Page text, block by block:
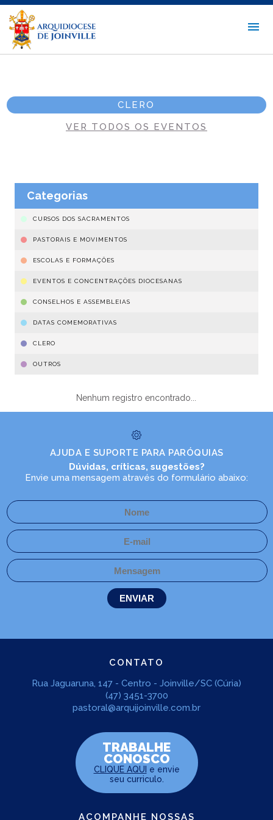
CLERO
VER TODOS OS EVENTOS
Categorias
CURSOS DOS SACRAMENTOS
PASTORAIS E MOVIMENTOS
ESCOLAS E FORMAÇÕES
EVENTOS E CONCENTRAÇÕES DIOCESANAS
CONSELHOS E ASSEMBLEIAS
DATAS COMEMORATIVAS
CLERO
OUTROS
Nenhum registro encontrado...
AJUDA E SUPORTE PARA PARÓQUIAS
Dúvidas, críticas, sugestões?
Envie uma mensagem através do formulário abaixo:
CONTATO
Rua Jaguaruna, 147 - Centro - Joinville/SC (Cúria)
(47) 3451-3700
pastoral@arquijoinville.com.br
TRABALHE
CONOSCO
CLIQUE AQUI e envie
seu curriculo.
ACOMPANHE NOSSAS